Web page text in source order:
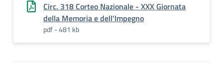
Circ. 318 Corteo Nazionale - XXX Giornata
della Memoria e dell'Impegno
pdf - 481 kb